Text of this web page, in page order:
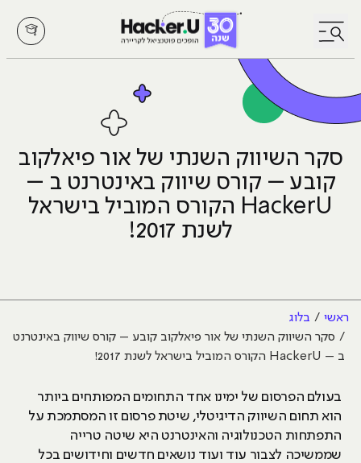
לחץ לפתיחת/סגירת תפריט
סקר השיווק השנתי של אור פיאלקוב
קובע – קורס שיווק באינטרנט ב –
HackerU הקורס המוביל בישראל
לשנת 2017!
ראשי
בלוג
סקר השיווק השנתי של אור פיאלקוב קובע – קורס שיווק באינטרנט
ב – HackerU הקורס המוביל בישראל לשנת 2017!
בעולם הפרסום של ימינו אחד התחומים המפותחים ביותר
הוא תחום השיווק הדיגיטלי, שיטת פרסום זו המסתמכת על
התפתחות הטכנולוגיה והאינטרנט היא שיטה טרייה
שממשיכה לצבור עוד ועוד נושאים חדשים וחידושים בכל